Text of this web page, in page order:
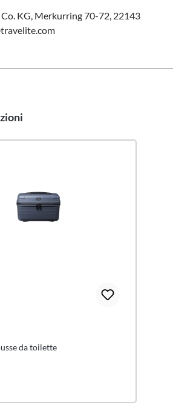
KG, Merkurring 70-72, 22143
prodotti
da toilette